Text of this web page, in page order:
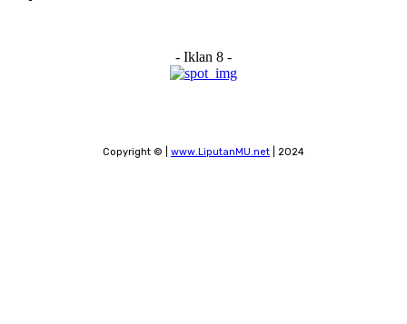
- Iklan 8 -
Copyright © | www.LiputanMU.net | 2024